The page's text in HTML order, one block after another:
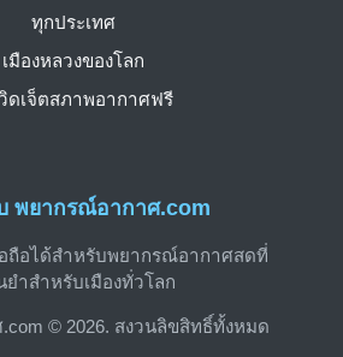
พยากรณ์อากาศ.com
ถือได้สำหรับพยากรณ์อากาศสดที่
ยำสำหรับเมืองทั่วโลก
© 2026. สงวนลิขสิทธิ์ทั้งหมด
ทุกประเทศ
เมืองหลวงของโลก
ดเจ็ตสภาพอากาศฟรี